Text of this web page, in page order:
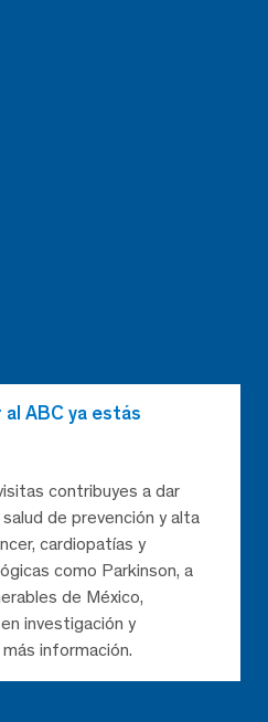
ABC ya estás
contribuyes a dar
de prevención y alta
cardiopatías y
como Parkinson, a
de México,
investigación y
información.